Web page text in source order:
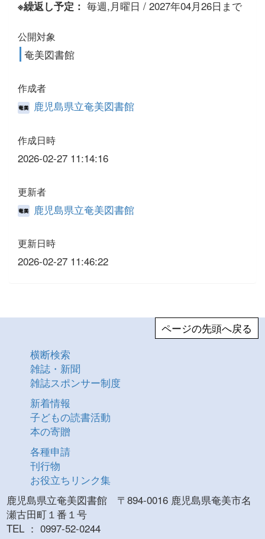
※繰返し予定： 毎週,月曜日 / 2027年04月26日まで
公開対象
奄美図書館
作成者
鹿児島県立奄美図書館
作成日時
2026-02-27 11:14:16
更新者
鹿児島県立奄美図書館
更新日時
2026-02-27 11:46:22
ページの先頭へ戻る
横断検索
雑誌・新聞
雑誌スポンサー制度
新着情報
子どもの読書活動
本の寄贈
各種申請
刊行物
お役立ちリンク集
鹿児島県立奄美図書館 〒894-0016 鹿児島県奄美市名
瀬古田町１番１号
TEL ： 0997-52-0244